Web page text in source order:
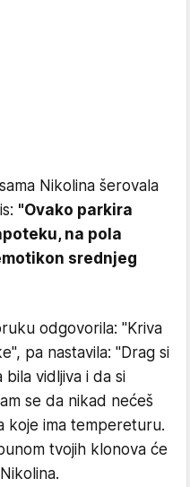
Nikolina šerovala
"Ovako parkira
na pola
srednjeg
odgovorila: "Kriva
pa nastavila: "Drag si
bila vidljiva i da si
se da nikad nećeš
koje ima tempereturu.
tvojih klonova će